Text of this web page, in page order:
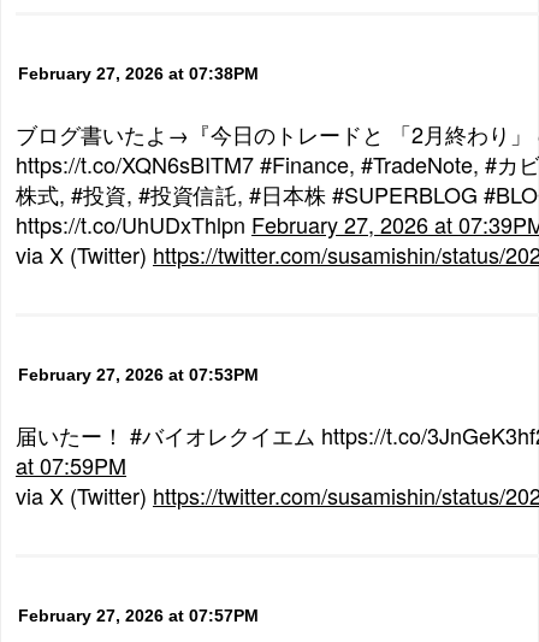
February 27, 2026 at 07:38PM
ブログ書いたよ→『今日のトレードと 「2月終わり」
https://t.co/XQN6sBITM7 #Finance, #TradeNote, #カ
株式, #投資, #投資信託, #日本株 #SUPERBLOG
https://t.co/UhUDxThlpn February 27, 2026 at
via X (Twitter) https://twitter.com/susamishin/status/
February 27, 2026 at 07:53PM
届いたー！ #バイオレクイエム https://t.co/
at 07:59PM
via X (Twitter) https://twitter.com/susamishin/status/
February 27, 2026 at 07:57PM